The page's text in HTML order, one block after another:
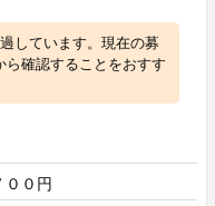
しています。現在の募
ら確認することをおすす
０円